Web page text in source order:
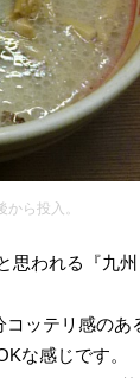
ら投入。
思われる『九
ッテリ感のあ
な感じです。